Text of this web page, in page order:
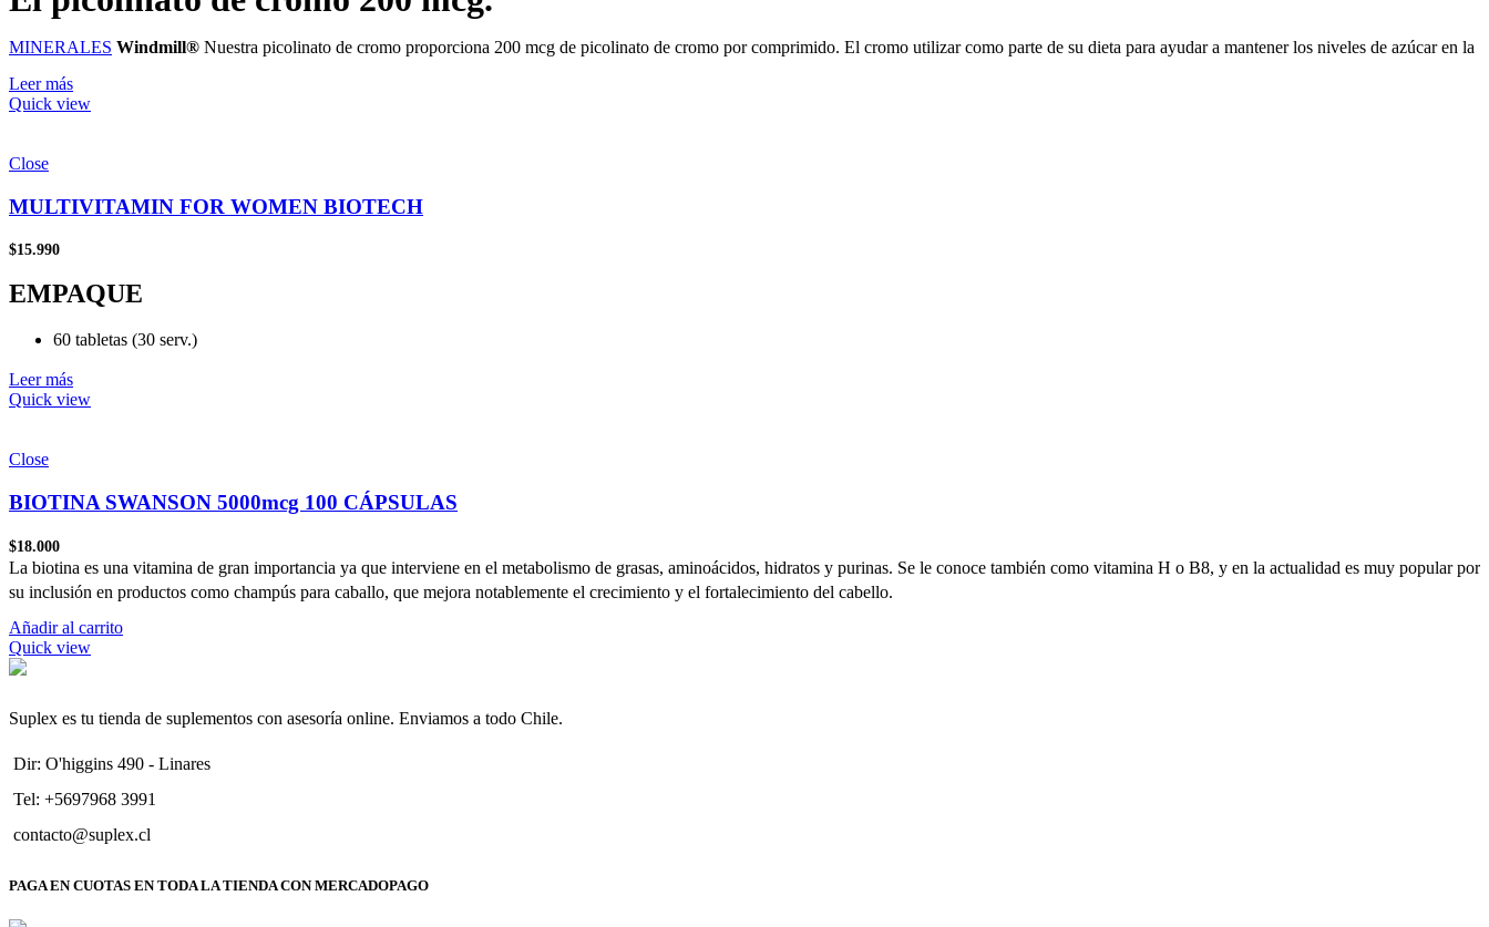
era:
es:
MINERALES Windmill® Nuestra picolinato de cromo proporciona 200 mcg de picolinato de cromo por comprimido. El cromo utilizar como parte de su dieta para ayudar a mantener los niveles de azúcar en la
Estados Unidos en una instalación inspeccionada por la FDA cuya GMP (Good Manufacturing Practices) son verificados de forma independiente por las organizaciones de certificación cualificado. Libre de
Leer más
Quick view
Close
MULTIVITAMIN FOR WOMEN BIOTECH
$15.990
EMPAQUE
60 tabletas (30 serv.)
EN 1 TABLETA: 12 vitaminas 9 minerales 14 antioxidantes
Leer más
Quick view
Close
BIOTINA SWANSON 5000mcg 100 CÁPSULAS
$18.000
La biotina es una vitamina de gran importancia ya que interviene en el metabolismo de grasas, aminoácidos, hidratos y purinas. Se le conoce también como vitamina H o B8, y en la actualidad es muy popular por
su inclusión en productos como champús para caballo, que mejora notablemente el crecimiento y el fortalecimiento del cabello.
Añadir al carrito
Quick view
Suplex es tu tienda de suplementos con asesoría online. Enviamos a todo Chile.
Dir: O'higgins 490 - Linares
Tel: +5697968 3991
contacto@suplex.cl
PAGA EN CUOTAS EN TODA LA TIENDA CON MERCADOPAGO